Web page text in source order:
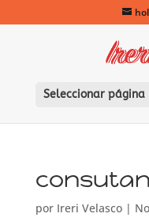
Seleccionar página
por Ireri Velasco|